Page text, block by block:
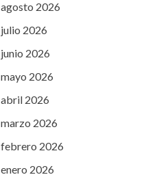
agosto 2026
julio 2026
junio 2026
mayo 2026
abril 2026
marzo 2026
febrero 2026
enero 2026